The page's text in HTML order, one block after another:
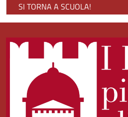
SI TORNA A SCUOLA!